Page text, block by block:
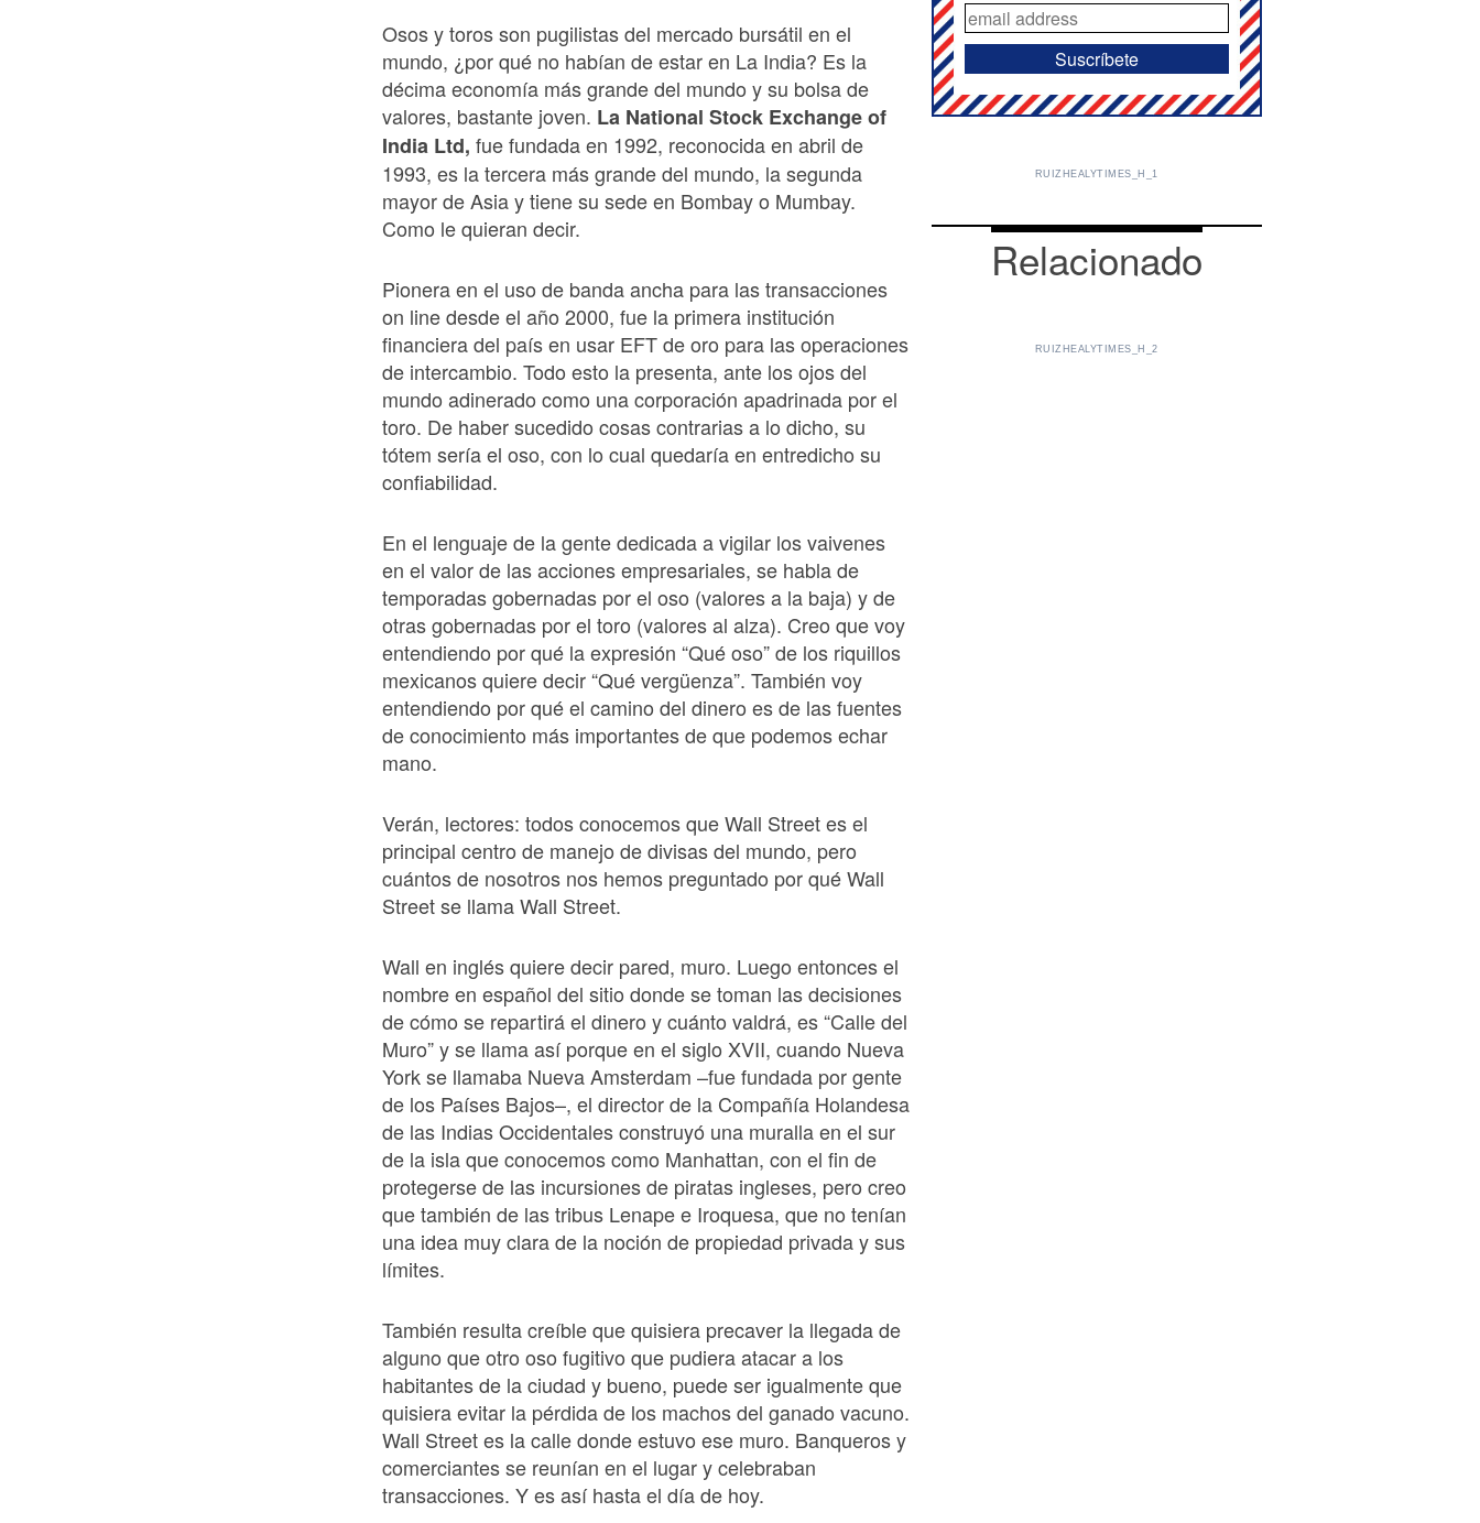
Osos y toros son pugilistas del mercado bursátil en el
mundo, ¿por qué no habían de estar en La India? Es la
décima economía más grande del mundo y su bolsa de
valores, bastante joven. La National Stock Exchange of
India Ltd, fue fundada en 1992, reconocida en abril de
1993, es la tercera más grande del mundo, la segunda
mayor de Asia y tiene su sede en Bombay o Mumbay.
Como le quieran decir.
Pionera en el uso de banda ancha para las transacciones
on line desde el año 2000, fue la primera institución
financiera del país en usar EFT de oro para las operaciones
de intercambio. Todo esto la presenta, ante los ojos del
mundo adinerado como una corporación apadrinada por el
toro. De haber sucedido cosas contrarias a lo dicho, su
tótem sería el oso, con lo cual quedaría en entredicho su
confiabilidad.
En el lenguaje de la gente dedicada a vigilar los vaivenes
en el valor de las acciones empresariales, se habla de
temporadas gobernadas por el oso (valores a la baja) y de
otras gobernadas por el toro (valores al alza). Creo que voy
entendiendo por qué la expresión “Qué oso” de los riquillos
mexicanos quiere decir “Qué vergüenza”. También voy
entendiendo por qué el camino del dinero es de las fuentes
de conocimiento más importantes de que podemos echar
mano.
Verán, lectores: todos conocemos que Wall Street es el
principal centro de manejo de divisas del mundo, pero
cuántos de nosotros nos hemos preguntado por qué Wall
Street se llama Wall Street.
Wall en inglés quiere decir pared, muro. Luego entonces el
nombre en español del sitio donde se toman las decisiones
de cómo se repartirá el dinero y cuánto valdrá, es “Calle del
Muro” y se llama así porque en el siglo XVII, cuando Nueva
York se llamaba Nueva Amsterdam –fue fundada por gente
de los Países Bajos–, el director de la Compañía Holandesa
de las Indias Occidentales construyó una muralla en el sur
de la isla que conocemos como Manhattan, con el fin de
protegerse de las incursiones de piratas ingleses, pero creo
que también de las tribus Lenape e Iroquesa, que no tenían
una idea muy clara de la noción de propiedad privada y sus
límites.
También resulta creíble que quisiera precaver la llegada de
alguno que otro oso fugitivo que pudiera atacar a los
habitantes de la ciudad y bueno, puede ser igualmente que
quisiera evitar la pérdida de los machos del ganado vacuno.
Wall Street es la calle donde estuvo ese muro. Banqueros y
comerciantes se reunían en el lugar y celebraban
transacciones. Y es así hasta el día de hoy.
RUIZHEALYTIMES_H_1
Relacionado
RUIZHEALYTIMES_H_2